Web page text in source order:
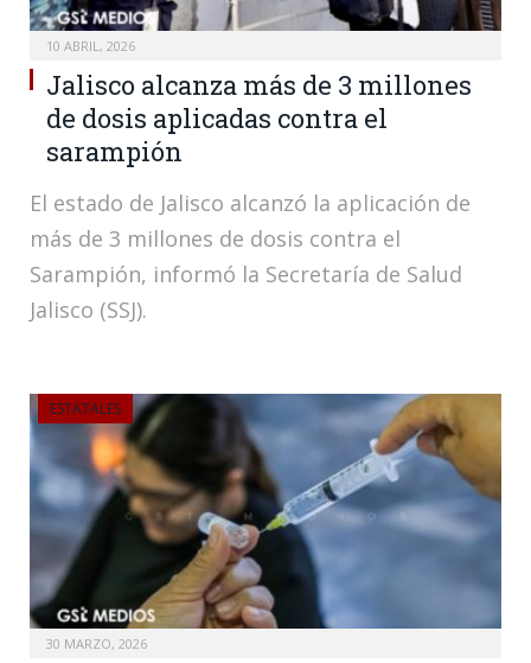
10 ABRIL, 2026
Jalisco alcanza más de 3 millones
de dosis aplicadas contra el
sarampión
El estado de Jalisco alcanzó la aplicación de
más de 3 millones de dosis contra el
Sarampión, informó la Secretaría de Salud
Jalisco (SSJ).
ESTATALES
30 MARZO, 2026